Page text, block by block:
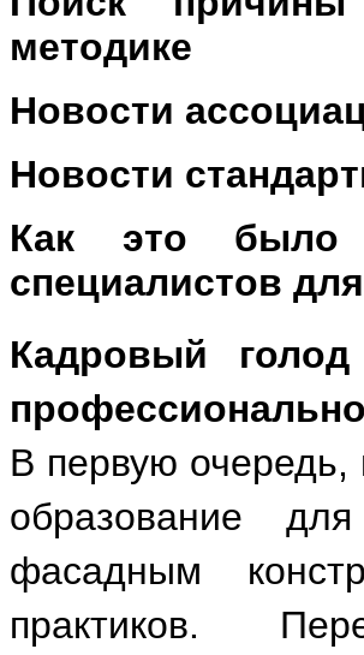
методике
Новости
Новости
Как это было
специалистов
Кадровый
В первую
образование
фасадным
практиков.